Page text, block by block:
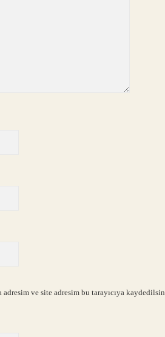
ve site adresim bu tarayıcıya kaydedilsin.